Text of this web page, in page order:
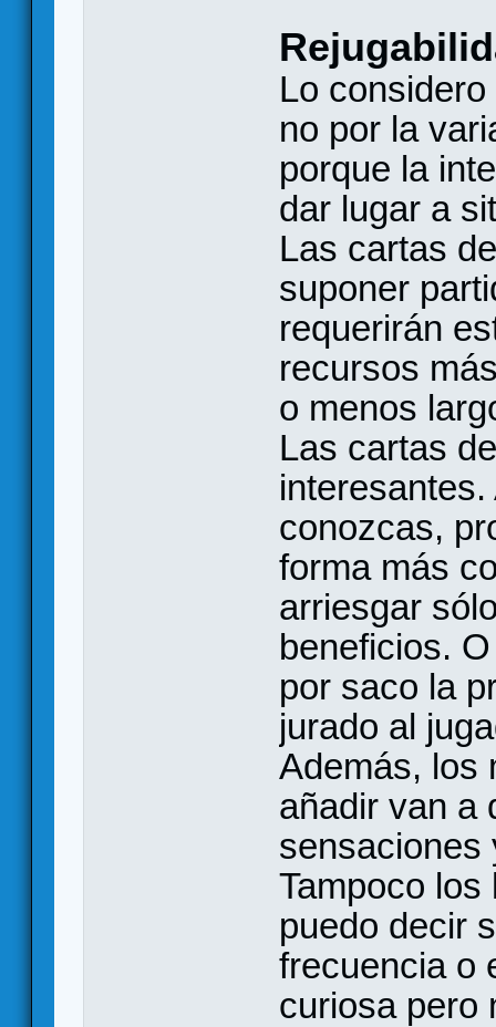
Lo
no por la
porque la
dar lugar a
Las cartas
suponer
requerirán
recursos
o menos
Las cartas
conozcas,
forma más
arriesgar
beneficios.
por saco la
jurado al
Además, los
añadir van a
sensaciones
Tampoco los
puedo decir
frecuencia o
curiosa pero